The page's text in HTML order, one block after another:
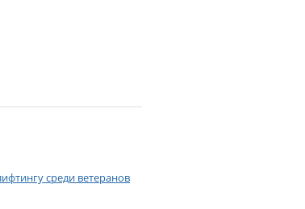
среди ветеранов